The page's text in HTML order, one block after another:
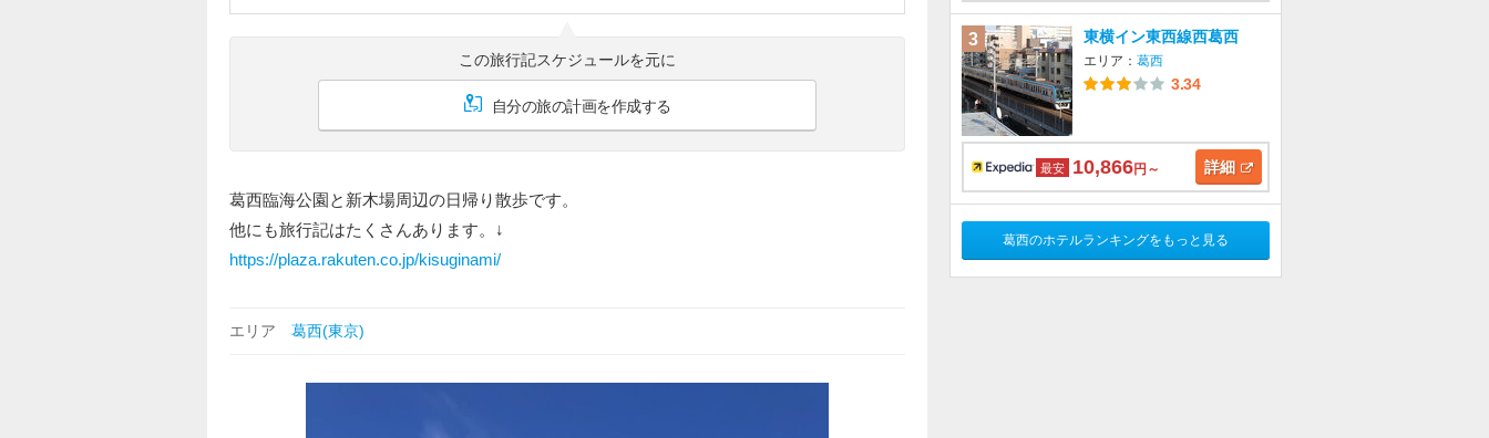
この旅行記スケジュールを元に
自分の旅の計画を作成する
葛西臨海公園と新木場周辺の日帰り散歩です。
他にも旅行記はたくさんあります。↓
https://plaza.rakuten.co.jp/kisuginami/
エリア 葛西(東京)
3 東横イン東西線西葛西
エリア： 葛西
3.34
最安 10,866円～ 詳細
葛西のホテルランキングをもっと見る